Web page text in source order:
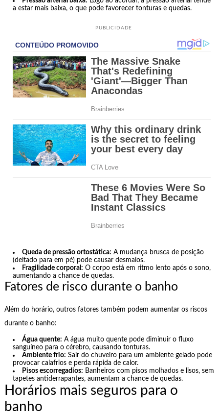
a estar mais baixa, o que pode favorecer tonturas e quedas.
PUBLICIDADE
Queda de pressão ortostática: A mudança brusca de posição
(deitado para em pé) pode causar desmaios.
Fragilidade corporal: O corpo está em ritmo lento após o sono,
aumentando a chance de quedas.
Fatores de risco durante o banho
Além do horário, outros fatores também podem aumentar os riscos
durante o banho:
Água quente: A água muito quente pode diminuir o fluxo
sanguíneo para o cérebro, causando tonturas.
Ambiente frio: Sair do chuveiro para um ambiente gelado pode
provocar calafrios e perda rápida de calor.
Pisos escorregadios: Banheiros com pisos molhados e lisos, sem
tapetes antiderrapantes, aumentam a chance de quedas.
Horários mais seguros para o
banho